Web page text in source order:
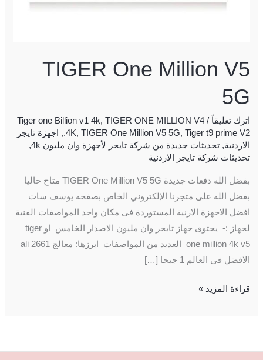
TIGER One Million V5
5G
اترك تعليقاً /
Tiger one Billion v1 4k, TIGER ONE MILLION V4
.4K, TIGER One Million V5 5G, Tiger t9 prime V2
, اجهزة تايجر
الاردنية,تحديثات جديدة من شركة تايجر لأجهزة وان مليون 4k
,
تحديثات شركة تايجر الاردنية
بفضل الله دفعات جديدة TIGER One Million V5 5G متاح حاليا
بفضل الله️ على متجرنا الإلكتروني الخاص بصفحه يوسف سات
افضل الاجهزة الارنية المستوردة فى مكان واحد المواصفات الفنية
لجهاز :- يحتوى جهاز تايجر وان مليون الاصدار الخامس او tiger
one million 4k v5 العديد من المواصفات ابرزها: معالج ali 2661
الافضل فى العالم 1 جيجا […]
قراءة المزيد »